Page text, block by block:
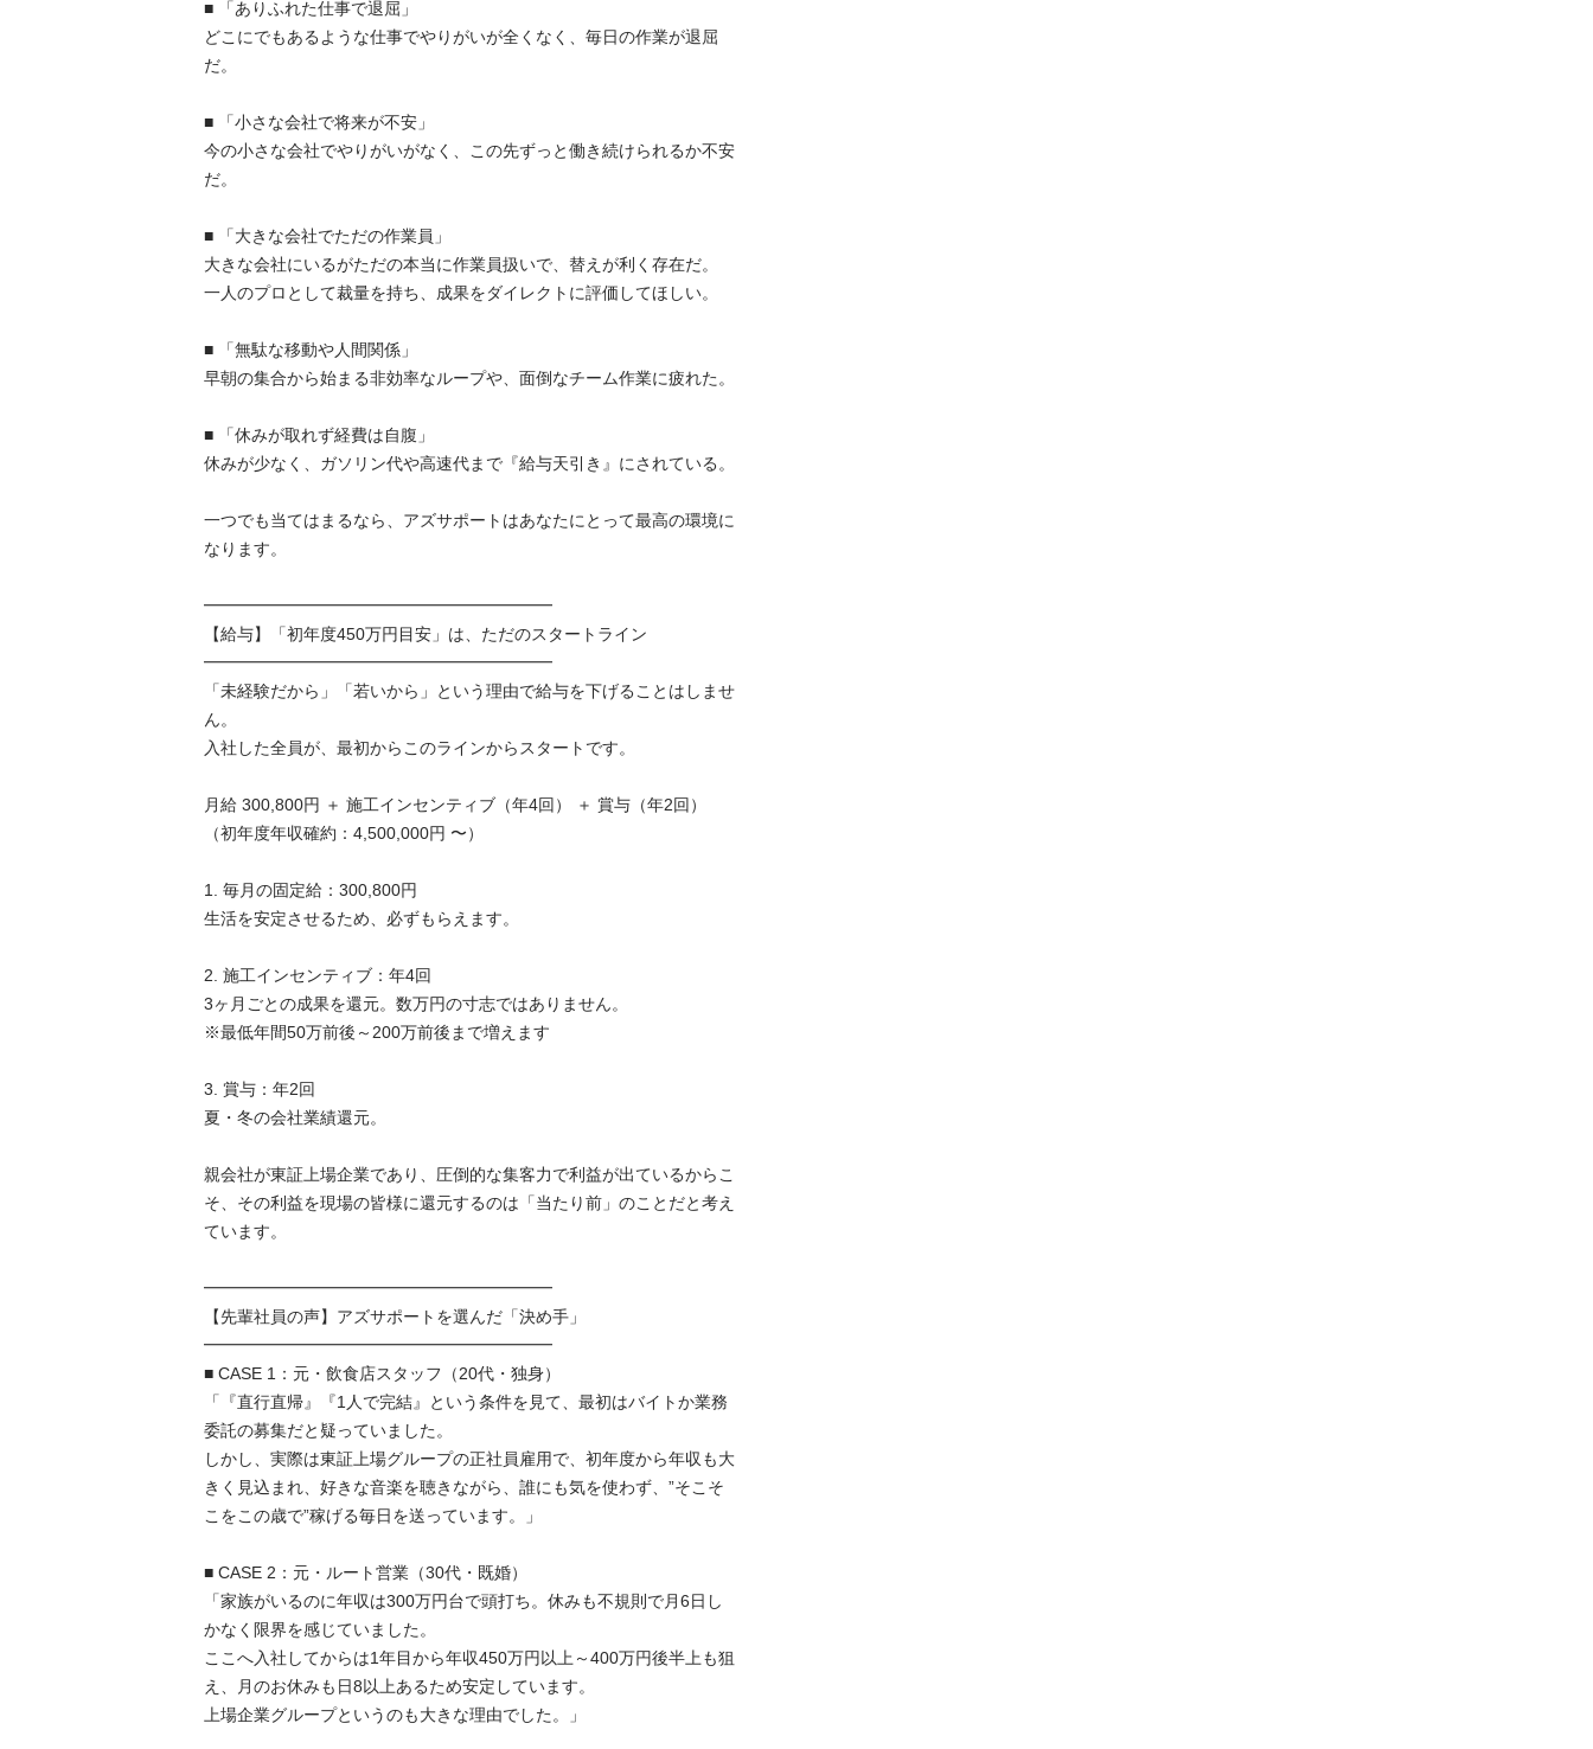
■ 「ありふれた仕事で退屈」
どこにでもあるような仕事でやりがいが全くなく、毎日の作業が退屈
だ。
■ 「小さな会社で将来が不安」
今の小さな会社でやりがいがなく、この先ずっと働き続けられるか不安
だ。
■ 「大きな会社でただの作業員」
大きな会社にいるがただの本当に作業員扱いで、替えが利く存在だ。
一人のプロとして裁量を持ち、成果をダイレクトに評価してほしい。
■ 「無駄な移動や人間関係」
早朝の集合から始まる非効率なループや、面倒なチーム作業に疲れた。
■ 「休みが取れず経費は自腹」
休みが少なく、ガソリン代や高速代まで『給与天引き』にされている。
一つでも当てはまるなら、アズサポートはあなたにとって最高の環境に
なります。
━━━━━━━━━━━━━━━━━━━━━
【給与】「初年度450万円目安」は、ただのスタートライン
━━━━━━━━━━━━━━━━━━━━━
「未経験だから」「若いから」という理由で給与を下げることはしませ
ん。
入社した全員が、最初からこのラインからスタートです。
月給 300,800円 ＋ 施工インセンティブ（年4回） ＋ 賞与（年2回）
（初年度年収確約：4,500,000円 〜）
1. 毎月の固定給：300,800円
生活を安定させるため、必ずもらえます。
2. 施工インセンティブ：年4回
3ヶ月ごとの成果を還元。数万円の寸志ではありません。
※最低年間50万前後～200万前後まで増えます
3. 賞与：年2回
夏・冬の会社業績還元。
親会社が東証上場企業であり、圧倒的な集客力で利益が出ているからこ
そ、その利益を現場の皆様に還元するのは「当たり前」のことだと考え
ています。
━━━━━━━━━━━━━━━━━━━━━
【先輩社員の声】アズサポートを選んだ「決め手」
━━━━━━━━━━━━━━━━━━━━━
■ CASE 1：元・飲食店スタッフ（20代・独身）
「『直行直帰』『1人で完結』という条件を見て、最初はバイトか業務
委託の募集だと疑っていました。
しかし、実際は東証上場グループの正社員雇用で、初年度から年収も大
きく見込まれ、好きな音楽を聴きながら、誰にも気を使わず、”そこそ
こをこの歳で”稼げる毎日を送っています。」
■ CASE 2：元・ルート営業（30代・既婚）
「家族がいるのに年収は300万円台で頭打ち。休みも不規則で月6日し
かなく限界を感じていました。
ここへ入社してからは1年目から年収450万円以上～400万円後半上も狙
え、月のお休みも日8以上あるため安定しています。
上場企業グループというのも大きな理由でした。」